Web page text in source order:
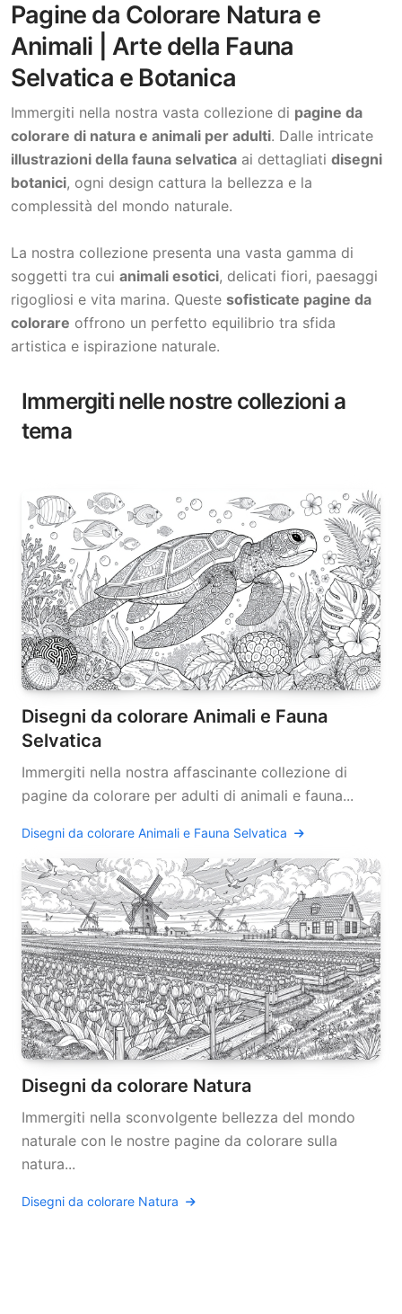
Pagine da Colorare Natura e
Animali | Arte della Fauna
Selvatica e Botanica
Immergiti nella nostra vasta collezione di pagine da
colorare di natura e animali per adulti. Dalle intricate
illustrazioni della fauna selvatica ai dettagliati disegni
botanici, ogni design cattura la bellezza e la
complessità del mondo naturale.
La nostra collezione presenta una vasta gamma di
soggetti tra cui animali esotici, delicati fiori, paesaggi
rigogliosi e vita marina. Queste sofisticate pagine da
colorare offrono un perfetto equilibrio tra sfida
artistica e ispirazione naturale.
Immergiti nelle nostre collezioni a
tema
Disegni da colorare Animali e Fauna
Selvatica
Immergiti nella nostra affascinante collezione di
pagine da colorare per adulti di animali e fauna...
Disegni da colorare Animali e Fauna Selvatica
Disegni da colorare Natura
Immergiti nella sconvolgente bellezza del mondo
naturale con le nostre pagine da colorare sulla
natura...
Disegni da colorare Natura